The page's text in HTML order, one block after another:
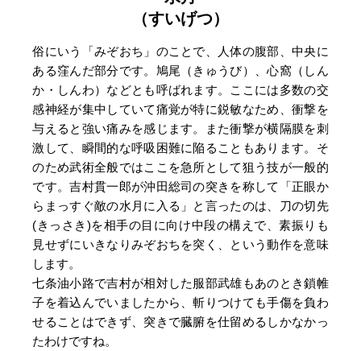
（すいげつ）
俗にいう「みぞおち」のことで、人体の腹部、中央に
ある窪んだ部分です。鳩尾（きゅうび）、心窩（しん
か・しんわ）などとも呼ばれます。ここには多数の交
感神経が集中していて痛覚が特に鋭敏なため、衝撃を
与えると強い痛みを感じます。また衝撃が横隔膜を刺
激して、瞬間的な呼吸困難に陥ることもあります。そ
のため武術全般ではここを急所として狙う技が一般的
です。吉村貫一郎が沖田総司の突きを称して「正眼か
らまっすぐ敵の水月に入る」と言ったのは、刀の切先
(きっさき)を相手の目に向け中段の構えで、素振りも
見せずにいきなりみぞおちを突く、という動作を意味
します。
七条油小路で吉村が相対した服部武雄もあのとき鎖帷
子を着込んでいましたから、斬りつけても手傷を負わ
せることはできず、突きで臓腑を仕留めるしかなかっ
たわけですね。